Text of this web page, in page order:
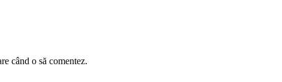
când o să comentez.